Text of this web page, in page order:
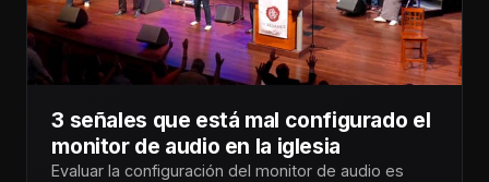
3 señales que está mal configurado el
monitor de audio en la iglesia
Evaluar la configuración del monitor de audio es